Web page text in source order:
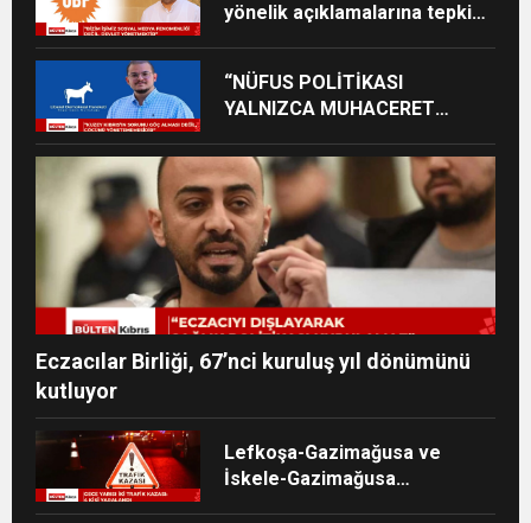
yönelik açıklamalarına tepki
“NÜFUS POLİTİKASI
YALNIZCA MUHACERET
MESELESİDİR”
Eczacılar Birliği, 67’nci kuruluş yıl dönümünü
kutluyor
Lefkoşa-Gazimağusa ve
İskele-Gazimağusa